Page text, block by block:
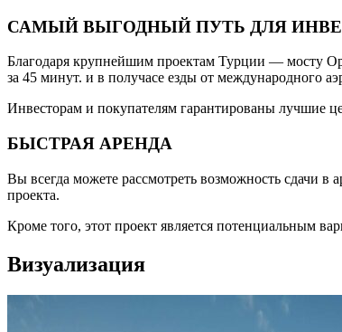
САМЫЙ ВЫГОДНЫЙ ПУТЬ ДЛЯ
Благодаря крупнейшим проектам Турции — мосту
за 45 минут. и в получасе езды от международного
Инвесторам и покупателям гарантированы лучшие
БЫСТРАЯ АРЕНДА
Вы всегда можете рассмотреть возможность сдачи в
проекта.
Кроме того, этот проект является потенциальным
Визуализация